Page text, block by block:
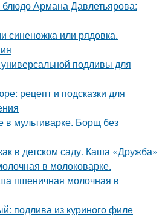
блюдо Армана Давлетьярова:
синеножка или рядовка.
подливы для
рецепт и подсказки для
в мультиварке. Борщ без
в детском саду. Каша «Дружба»
в молоковарке.
пшеничная молочная в
подлива из куриного филе